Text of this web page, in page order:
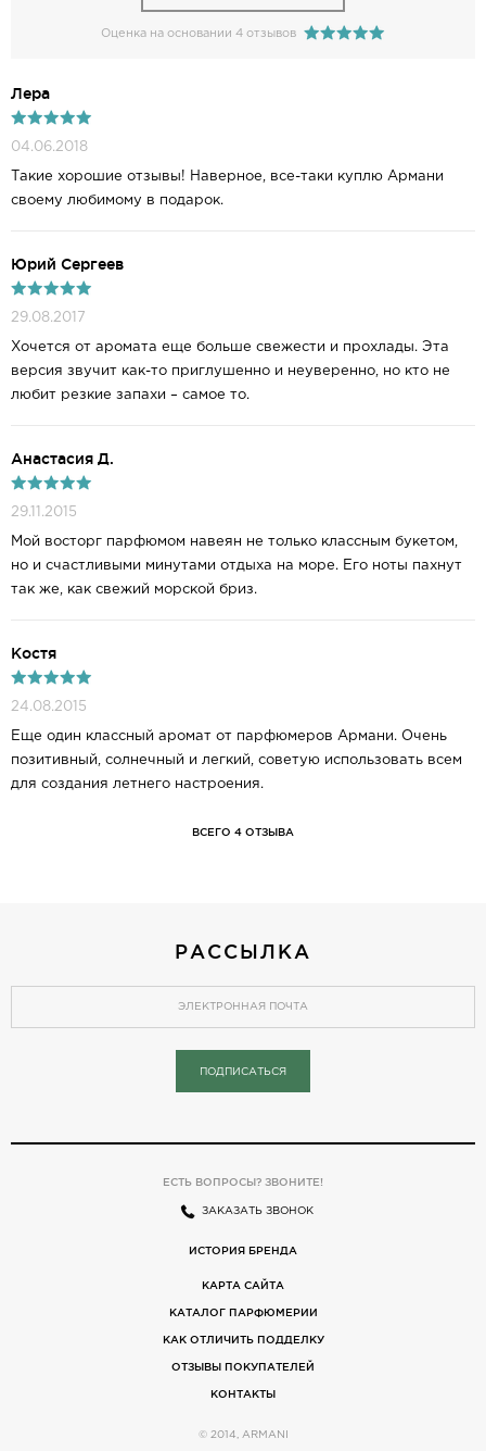
Оценка на основании 4 отзывов
Лера
04.06.2018
Такие хорошие отзывы! Наверное, все-таки куплю Армани
своему любимому в подарок.
Юрий Сергеев
29.08.2017
Хочется от аромата еще больше свежести и прохлады. Эта
версия звучит как-то приглушенно и неуверенно, но кто не
любит резкие запахи – самое то.
Анастасия Д.
29.11.2015
Мой восторг парфюмом навеян не только классным букетом,
но и счастливыми минутами отдыха на море. Его ноты пахнут
так же, как свежий морской бриз.
Костя
24.08.2015
Еще один классный аромат от парфюмеров Армани. Очень
позитивный, солнечный и легкий, советую использовать всем
для создания летнего настроения.
ВСЕГО 4 ОТЗЫВА
РАССЫЛКА
ПОДПИСАТЬСЯ
ЕСТЬ ВОПРОСЫ? ЗВОНИТЕ!
ЗАКАЗАТЬ ЗВОНОК
ИСТОРИЯ БРЕНДА
КАРТА САЙТА
КАТАЛОГ ПАРФЮМЕРИИ
КАК ОТЛИЧИТЬ ПОДДЕЛКУ
ОТЗЫВЫ ПОКУПАТЕЛЕЙ
КОНТАКТЫ
© 2014, ARMANI